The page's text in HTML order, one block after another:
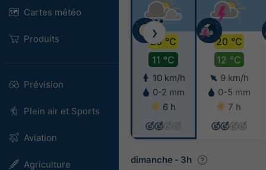
Cartes météo
Produits
Prévision
Plein air et Sports
Aviation
Agriculture
20 °C
11 °C
10 km/h
0-2 mm
6 h
20 °C
12 °C
9 km/h
0-5 mm
7 h
❯
dimanche - 3h